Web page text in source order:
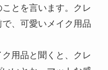
とを言います。クレ
、可愛いメイク用品
用品と聞くと、クレ